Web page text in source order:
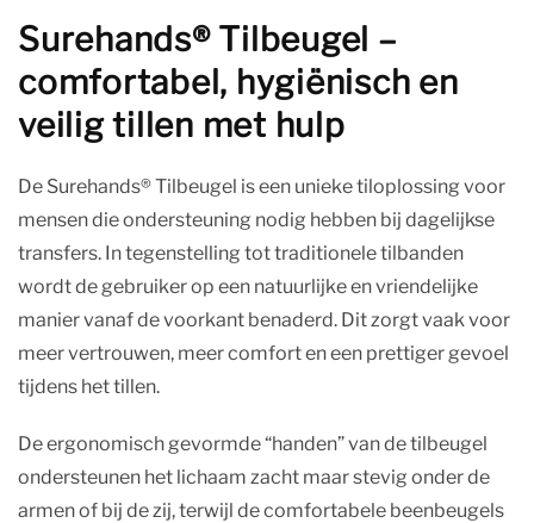
Surehands® Tilbeugel –
comfortabel, hygiënisch en
veilig tillen met hulp
De Surehands® Tilbeugel is een unieke tiloplossing voor
mensen die ondersteuning nodig hebben bij dagelijkse
transfers. In tegenstelling tot traditionele tilbanden
wordt de gebruiker op een natuurlijke en vriendelijke
manier vanaf de voorkant benaderd. Dit zorgt vaak voor
meer vertrouwen, meer comfort en een prettiger gevoel
tijdens het tillen.
De ergonomisch gevormde “handen” van de tilbeugel
ondersteunen het lichaam zacht maar stevig onder de
armen of bij de zij, terwijl de comfortabele beenbeugels